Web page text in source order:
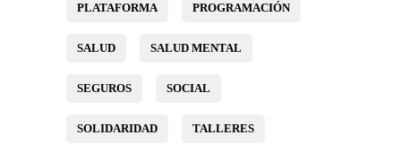
PLATAFORMA PROGRAMACIÓN
SALUD SALUD MENTAL
SEGUROS SOCIAL
SOLIDARIDAD TALLERES